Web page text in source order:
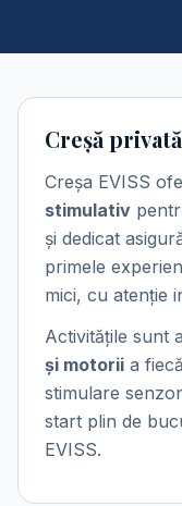
Creșă
Creșa EVISS
stimulativ
și dedicat
primele
mici, cu atenție
Activitățile sunt
și motorii a
stimulare
start plin de
EVISS.